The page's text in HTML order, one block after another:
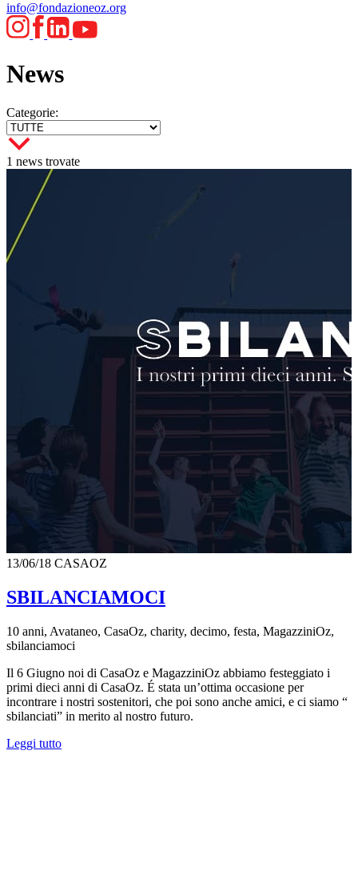
info@fondazioneoz.org
News
Categorie:
1 news trovate
13/06/18 CASAOZ
SBILANCIAMOCI
10 anni, Avataneo, CasaOz, charity, decimo, festa, MagazziniOz,
sbilanciamoci
Il 6 Giugno noi di CasaOz e MagazziniOz abbiamo festeggiato i
primi dieci anni di CasaOz. É stata un’ottima occasione per
incontrare i nostri sostenitori, che poi sono anche amici, e ci siamo “
sbilanciati” in merito al nostro futuro.
Leggi tutto